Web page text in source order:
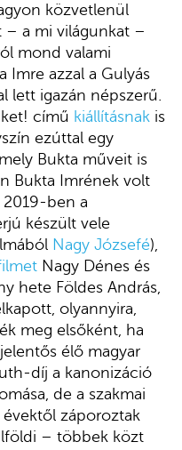
közvetlenül
– a mi világunkat –
mond valami
Imre azzal a Gulyás
lett igazán népszerű.
című kiállításnak is
ezúttal egy
Bukta műveit is
Bukta Imrének volt
2019-ben a
készült vele
Nagy Józsefé),
Nagy Dénes és
hete Földes András,
olyannyira,
meg elsőként, ha
élő magyar
díj a kanonizáció
de a szakmai
záporoztak
– többek közt